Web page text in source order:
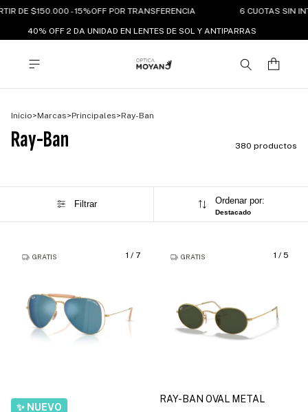
DE $150.000 - 15%OFF POR TRANSFERENCIA 6 CUOTAS SIN
40% OFF 2 DA UNIDAD EN LENTES DE SOL Y ANTIPARRAS
Inicio>Marcas>Principales>Ray-Ban
Ray-Ban 380 productos
Filtrar Ordenar por:
Destacado
1 / 7
GRATIS 1 / 5
GRATIS
RAY-BAN OVAL METAL